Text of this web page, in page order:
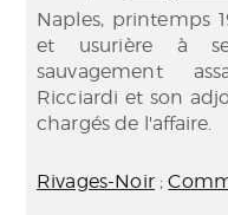
Naples, printemps
et usurière à
sauvagement
Ricciardi et son
chargés de l'affaire.
Rivages-Noir;